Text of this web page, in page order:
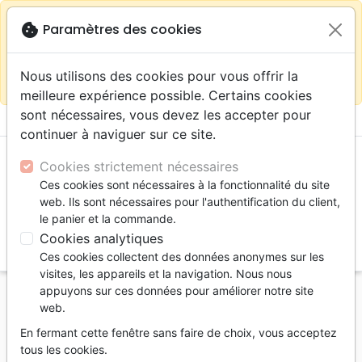
Continuer sur le site France close
warningSelon votre
localisation (États-
sur la boutique La Maison de la Bible Suisse
menu shopping_cart
Accueil Livres
Ethique, société, politique
Le chrétien et l'argent
cookie Paramètres des cookies
Nous utilisons des cookies pour vous offrir la
meilleure expérience possible. Certains cookies
sont nécessaires, vous devez les accepter pour
continuer à naviguer sur ce site.
Cookies strictement nécessaires
Ces cookies sont nécessaires à la fonctionnalité du site
web. Ils sont nécessaires pour l'authentification du client,
le panier et la commande.
Cookies analytiques
Ces cookies collectent des données anonymes sur les
visites, les appareils et la navigation. Nous nous
appuyons sur ces données pour améliorer notre site
web.
En fermant cette fenêtre sans faire de choix, vous acceptez
tous les cookies.